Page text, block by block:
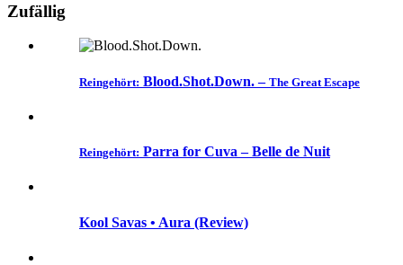
Zufällig
Reingehört: Blood.Shot.Down.– The Great Escape
Reingehört: Parra for Cuva – Belle de Nuit
Kool Savas • Aura (Review)